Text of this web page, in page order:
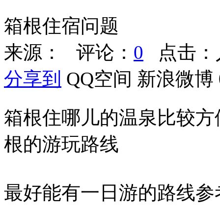
箱根住宿问题
来源：
评论： 0 点击：
分享到 QQ空间 新浪微博
箱根住哪儿的温泉比较
根的游玩路线
最好能有一日游的路线